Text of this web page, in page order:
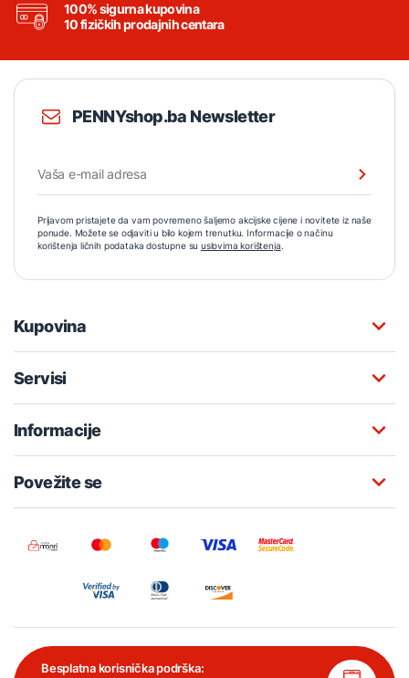
100% sigurna kupovina
10 fizičkih prodajnih centara
PENNYshop.ba Newsletter
Prijavom pristajete da vam povremeno šaljemo akcijske cijene i novitete iz naše
ponude. Možete se odjaviti u bilo kojem trenutku. Informacije o načinu
korištenja ličnih podataka dostupne su uslovima korištenja.
Kupovina
Servisi
Informacije
Povežite se
Besplatna korisnička podrška: